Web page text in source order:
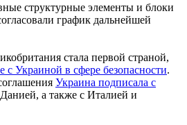
структурные элементы и блоки
график дальнейшей
стала первой страной,
с Украиной в сфере безопасности.
Украина подписала с
а также с Италией и